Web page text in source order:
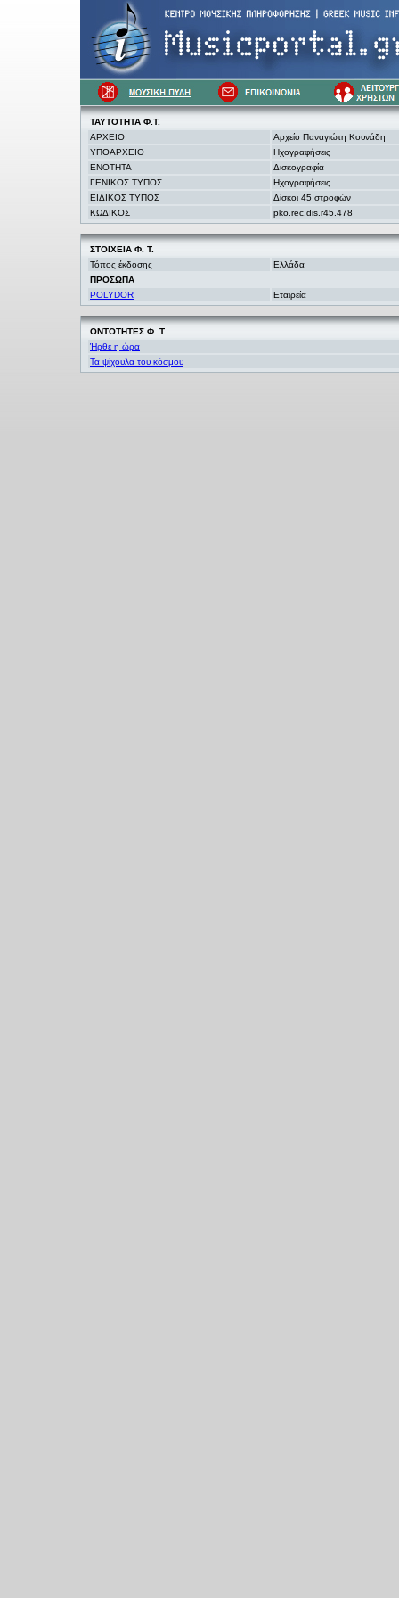
ΤΑΥΤΟΤΗΤΑ Φ.Τ.
ΑΡΧΕΙΟ
Αρχείο Παναγιώτη Κουνάδη
ΥΠΟΑΡΧΕΙΟ
Ηχογραφήσεις
ΕΝΟΤΗΤΑ
Δισκογραφία
ΓΕΝΙΚΟΣ ΤΥΠΟΣ
Ηχογραφήσεις
ΕΙΔΙΚΟΣ ΤΥΠΟΣ
Δίσκοι 45 στροφών
ΚΩΔΙΚΟΣ
pko.rec.dis.r45.478
ΣΤΟΙΧΕΙΑ Φ. Τ.
Τόπος έκδοσης
Ελλάδα
ΠΡΟΣΩΠΑ
POLYDOR
Εταιρεία
ΟΝΤΟΤΗΤΕΣ Φ. Τ.
Ήρθε η ώρα
Τα ψίχουλα του κόσμου